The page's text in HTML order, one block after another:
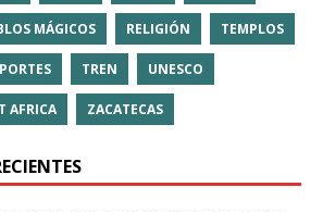
MÁGICOS RELIGIÓN TEMPLOS
TREN UNESCO
AFRICA ZACATECAS